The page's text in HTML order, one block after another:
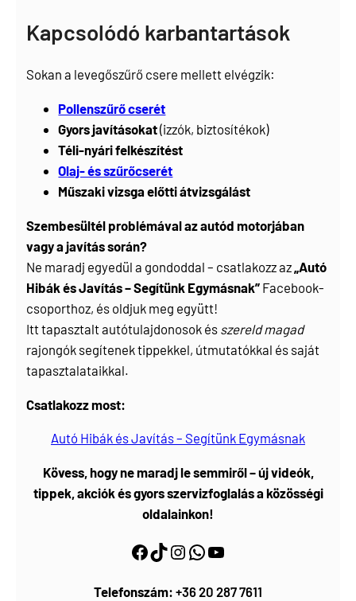
Kapcsolódó karbantartások
Sokan a levegőszűrő csere mellett elvégzik:
Pollenszűrő cserét
Gyors javításokat(izzók, biztosítékok)
Téli-nyári felkészítést
Olaj- és szűrőcserét
Műszaki vizsga előtti átvizsgálást
Szembesültél problémával az autód motorjában
vagy a javítás során?
Ne maradj egyedül a gondoddal – csatlakozz az „Autó
Hibák és Javítás – Segítünk Egymásnak” Facebook-
csoporthoz, és oldjuk meg együtt!
Itt tapasztalt autótulajdonosok és szereld magad
rajongók segítenek tippekkel, útmutatókkal és saját
tapasztalataikkal.
Csatlakozz most:
Autó Hibák és Javítás – Segítünk Egymásnak
Kövess, hogy ne maradj le semmiről – új videók,
tippek, akciók és gyors szervizfoglalás a közösségi
oldalainkon!
Facebook https://www.tiktok.com/@myautoszerviz.hu https://www.instagram.com/myautoszerviz.hu/ wa.me/36202877611 YouTube
Telefonszám: +36 20 287 7611